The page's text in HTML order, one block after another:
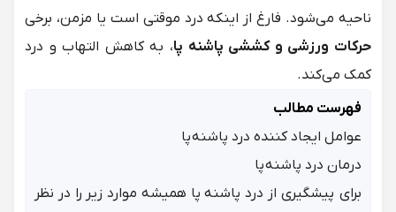
ناحیه می‌شود. فارغ از اینکه درد موقتی است یا مزمن، برخی
حرکات ورزشی و کششی پاشنه پا، به کاهش التهاب و درد
کمک می‌کند.
فهرست مطالب
عوامل ایجاد کننده درد پاشنه پا
درمان درد پاشنه پا
برای پیشگیری از درد پاشنه پا همیشه موارد زیر را در نظر